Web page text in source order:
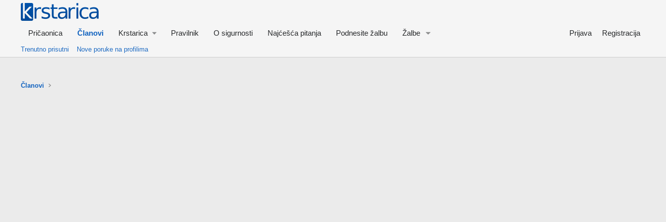
Pričaonica Članovi Krstarica Pravilnik O sigurnosti Najćešća pitanja Podnesite žalbu Žalbe Prijava Registracija
Trenutno prisutni Nove poruke na profilima
Članovi